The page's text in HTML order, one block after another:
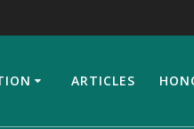
ARTICLES